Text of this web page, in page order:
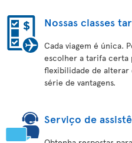
Nossas classes
Cada viagem é única.
escolher a tarifa certa
flexibilidade de alterar
série de vantagens.
Serviço de